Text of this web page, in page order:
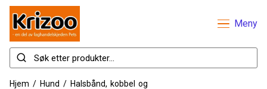
Meny
Hjem / Hund / Halsbånd, kobbel og